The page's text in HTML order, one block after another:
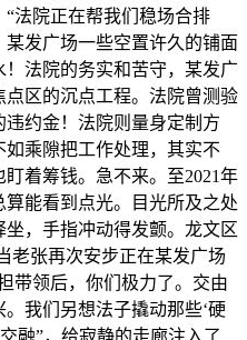
法院正在帮我们稳场合排
发广场一些空置许久的铺面
法院的务实和苦守，某发广
区的沉点工程。法院曾测验
约金！法院则量身定制方
乘隙把工作处理，其实不
着筹钱。急不来。至2021年
能看到点光。目光所及之处
，手指冲动得发颤。龙文区
老张再次安步正在某发广场
带领后，你们极力了。交由
我们另想法子撬动那些‘硬
融”，给寂静的走廊注入了